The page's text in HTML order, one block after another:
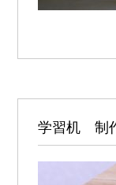
学習机 制